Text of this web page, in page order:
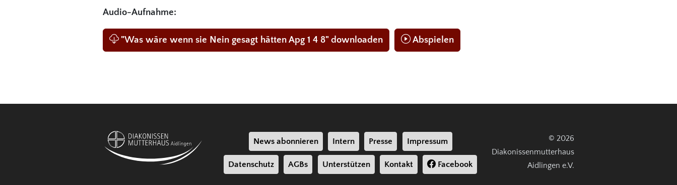
Audio-Aufnahme:
"Was wäre wenn sie Nein gesagt hätten Apg 1 4 8" downloaden Abspielen
News abonnieren Intern Presse Impressum
Datenschutz AGBs Unterstützen Kontakt Facebook
© 2026
Diakonissenmutterhaus
Aidlingen e.V.